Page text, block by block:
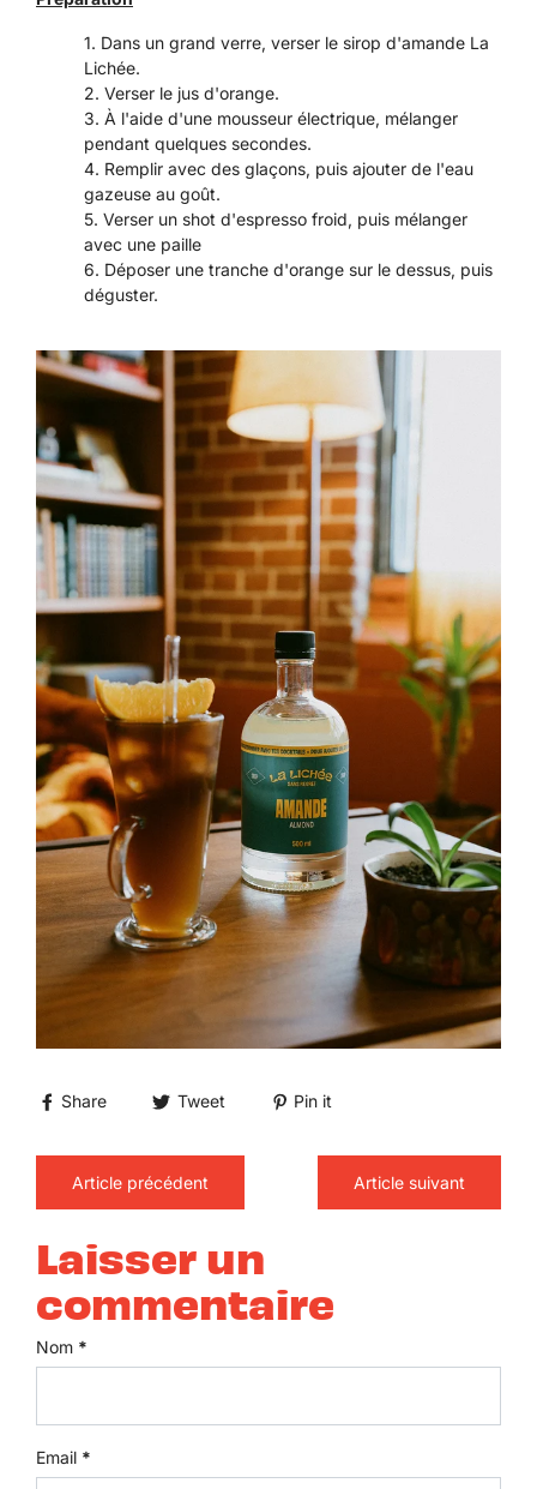
Dans un grand verre, verser le sirop d'amande La
Lichée.
Verser le jus d'orange.
À l'aide d'une mousseur électrique, mélanger
pendant quelques secondes.
Remplir avec des glaçons, puis ajouter de l'eau
gazeuse au goût.
Verser un shot d'espresso froid, puis mélanger
avec une paille
Déposer une tranche d'orange sur le dessus, puis
déguster.
Share Tweet Pin it
Article précédent Article suivant
Laisser un
commentaire
Nom *
Email *